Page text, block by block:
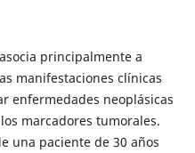
principalmente a
manifestaciones clínicas
enfermedades neoplásicas
marcadores tumorales.
una paciente de 30 años